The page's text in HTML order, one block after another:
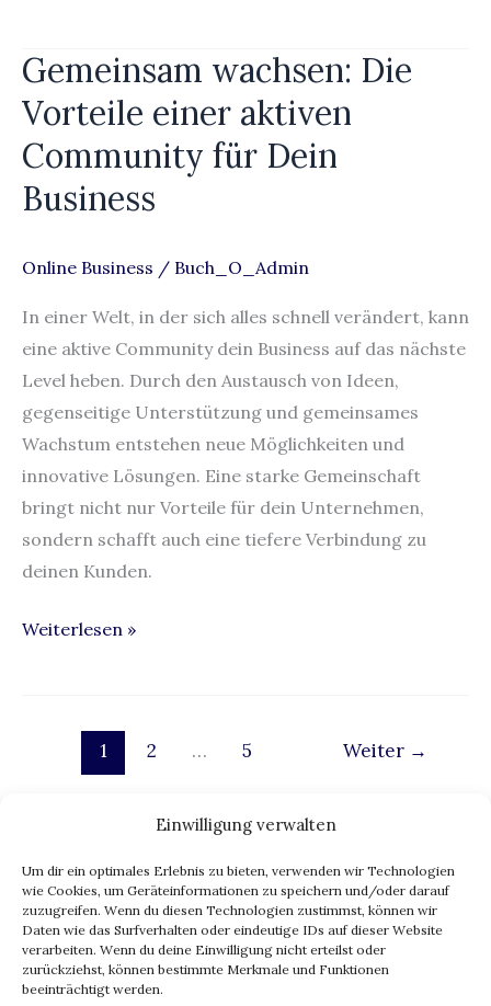
Einwilligung verwalten
Um dir ein optimales Erlebnis zu bieten, verwenden wir Technologien
wie Cookies, um Geräteinformationen zu speichern und/oder darauf
zuzugreifen. Wenn du diesen Technologien zustimmst, können wir
Daten wie das Surfverhalten oder eindeutige IDs auf dieser Website
verarbeiten. Wenn du deine Einwilligung nicht erteilst oder
zurückziehst, können bestimmte Merkmale und Funktionen
beeinträchtigt werden.
Gemeinsam wachsen: Die
Vorteile einer aktiven
Community für Dein
Business
Online Business / Buch_O_Admin
In einer Welt, in der sich alles schnell verändert, kann
eine aktive Community dein Business auf das nächste
Level heben. Durch den Austausch von Ideen,
gegenseitige Unterstützung und gemeinsames
Wachstum entstehen neue Möglichkeiten und
innovative Lösungen. Eine starke Gemeinschaft
bringt nicht nur Vorteile für dein Unternehmen,
sondern schafft auch eine tiefere Verbindung zu
deinen Kunden.
Gemeinsam
Die
Vorteile
einer
Dein
Business
Weiterlesen »
1 2 … 5 Weiter →
Impressum
Datenschutz
eu ai act